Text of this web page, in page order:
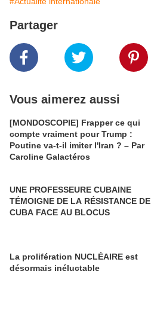
Partager
Vous aimerez aussi
[MONDOSCOPIE] Frapper ce qui
compte vraiment pour Trump :
Poutine va-t-il imiter l'Iran ? – Par
Caroline Galactéros
UNE PROFESSEURE CUBAINE
TÉMOIGNE DE LA RÉSISTANCE DE
CUBA FACE AU BLOCUS
La prolifération NUCLÉAIRE est
désormais inéluctable